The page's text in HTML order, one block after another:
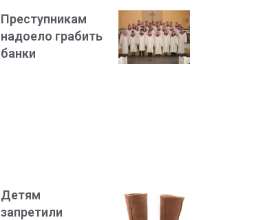
Преступникам
надоело грабить
банки
Детям
запретили